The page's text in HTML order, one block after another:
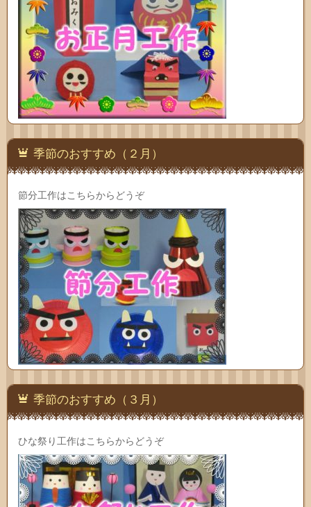
季節のおすすめ（２月）
節分工作はこちらからどうぞ
季節のおすすめ（３月）
ひな祭り工作はこちらからどうぞ